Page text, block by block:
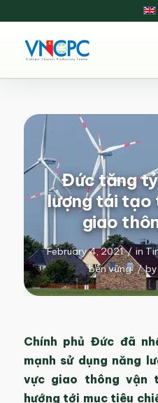
Đức tăng
lượng tái tạo
giao
February 4, 2021 / in
bền vững /
Chính phủ Đức đã
mạnh sử dụng năng
vực giao thông vận
hướng tới mục tiêu